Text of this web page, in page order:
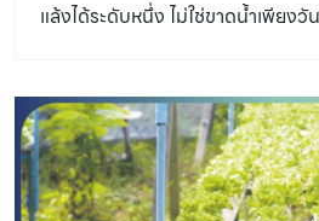
แล้งได้ระดับหนึ่ง ไม่ใช่ขาดน้ำเพียงวั